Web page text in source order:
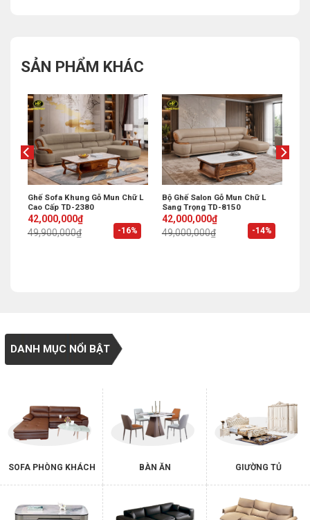
SẢN PHẨM KHÁC
-16%
Ghế Sofa Khung Gỗ Mun Chữ L
Cao Cấp TD-2380
49,900,000₫
Original
price
was:
42,000,000₫
Current
price
is:
-14%
Bộ Ghế Salon Gỗ Mun Chữ L
Sang Trọng TD-8150
49,000,000₫
Original
price
was:
42,000,000₫
Current
price
is:
DANH MỤC NỔI BẬT
SOFA PHÒNG KHÁCH BÀN ĂN GIƯỜNG TỦ